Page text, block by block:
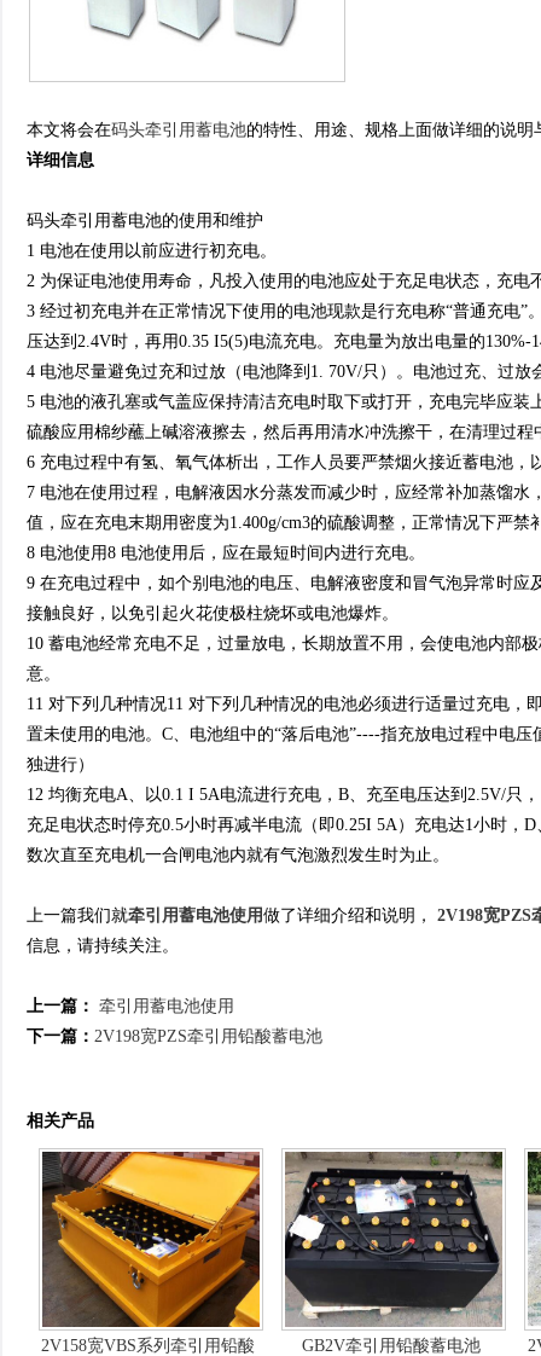
本文将会在码头牵引用蓄电池的特性、用途、规格上面做详细的说明
详细信息
码头牵引用蓄电池的使用和维护
1 电池在使用以前应进行初充电。
2 为保证电池使用寿命，凡投入使用的电池应处于充足电状态，充电
3 经过初充电并在正常情况下使用的电池现款是行充电称“普通充电
压达到2.4V时，再用0.35 I5(5)电流充电。充电量为放出电量的130%-
4 电池尽量避免过充和过放（电池降到1. 70V/只）。电池过充、过
5 电池的液孔塞或气盖应保持清洁充电时取下或打开，充电完毕应
硫酸应用棉纱蘸上碱溶液擦去，然后再用清水冲洗擦干，在清理过
6 充电过程中有氢、氧气体析出，工作人员要严禁烟火接近蓄电池，
7 电池在使用过程，电解液因水分蒸发而减少时，应经常补加蒸馏
值，应在充电末期用密度为1.400g/cm3的硫酸调整，正常情况下严禁
8 电池使用8 电池使用后，应在最短时间内进行充电。
9 在充电过程中，如个别电池的电压、电解液密度和冒气泡异常时
接触良好，以免引起火花使极柱烧坏或电池爆炸。
10 蓄电池经常充电不足，过量放电，长期放置不用，会使电池内部
意。
11 对下列几种情况11 对下列几种情况的电池必须进行适量过充电
置未使用的电池。C、电池组中的“落后电池”----指充放电过程中电
独进行）
12 均衡充电A、以0.1 I 5A电流进行充电，B、充至电压达到2.5V/只
充足电状态时停充0.5小时再减半电流（即0.25I 5A）充电达1小时，
数次直至充电机一合闸电池内就有气泡激烈发生时为止。
上一篇我们就牵引用蓄电池使用做了详细介绍和说明， 2V198宽PZS
信息，请持续关注。
上一篇： 牵引用蓄电池使用
下一篇： 2V198宽PZS牵引用铅酸蓄电池
相关产品
2V158宽VBS系列牵引用铅酸
GB2V牵引用铅酸蓄电池